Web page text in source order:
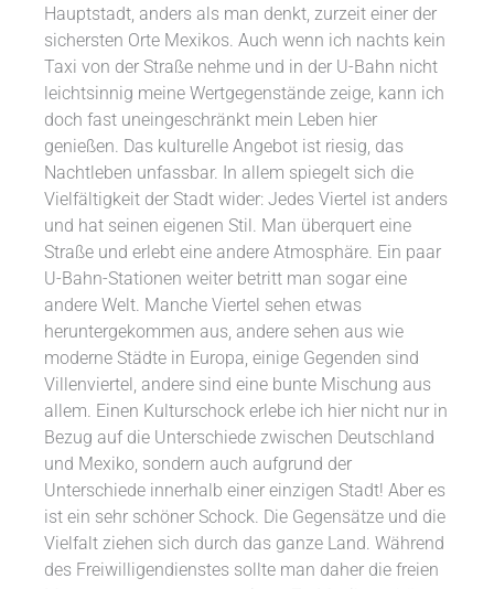
Hauptstadt, anders als man denkt, zurzeit einer der
sichersten Orte Mexikos. Auch wenn ich nachts kein
Taxi von der Straße nehme und in der U-Bahn nicht
leichtsinnig meine Wertgegenstände zeige, kann ich
doch fast uneingeschränkt mein Leben hier
genießen. Das kulturelle Angebot ist riesig, das
Nachtleben unfassbar. In allem spiegelt sich die
Vielfältigkeit der Stadt wider: Jedes Viertel ist anders
und hat seinen eigenen Stil. Man überquert eine
Straße und erlebt eine andere Atmosphäre. Ein paar
U-Bahn-Stationen weiter betritt man sogar eine
andere Welt. Manche Viertel sehen etwas
heruntergekommen aus, andere sehen aus wie
moderne Städte in Europa, einige Gegenden sind
Villenviertel, andere sind eine bunte Mischung aus
allem. Einen Kulturschock erlebe ich hier nicht nur in
Bezug auf die Unterschiede zwischen Deutschland
und Mexiko, sondern auch aufgrund der
Unterschiede innerhalb einer einzigen Stadt! Aber es
ist ein sehr schöner Schock. Die Gegensätze und die
Vielfalt ziehen sich durch das ganze Land. Während
des Freiwilligendienstes sollte man daher die freien